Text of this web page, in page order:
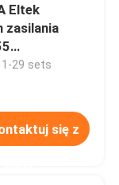
Eltek
zasilania
29 sets
się z